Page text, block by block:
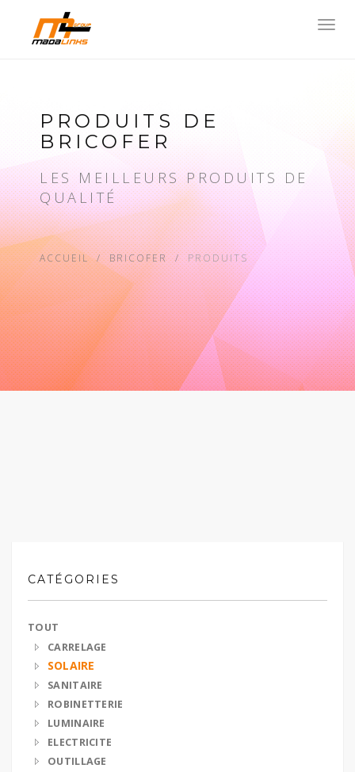
PRODUITS DE
BRICOFER
LES MEILLEURS PRODUITS DE
QUALITÉ
ACCUEIL BRICOFER PRODUITS
CATÉGORIES
TOUT
CARRELAGE
SOLAIRE
SANITAIRE
ROBINETTERIE
LUMINAIRE
ELECTRICITE
OUTILLAGE